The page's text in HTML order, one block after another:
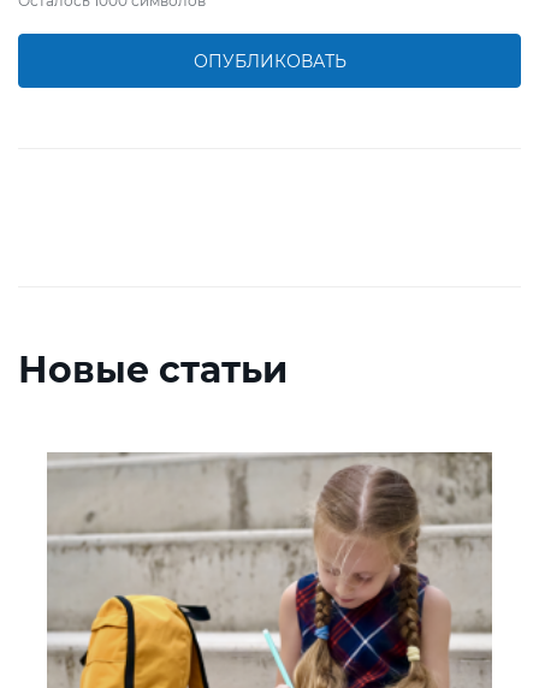
ОПУБЛИКОВАТЬ
Новые статьи